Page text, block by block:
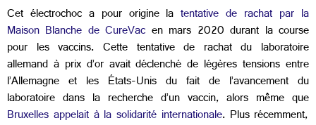
Cet électrochoc a pour origine la tentative de rachat par la
Maison Blanche de CureVac en mars 2020 durant la course
pour les vaccins. Cette tentative de rachat du laboratoire
allemand à prix d’or avait déclenché de légères tensions entre
l’Allemagne et les États-Unis du fait de l’avancement du
laboratoire dans la recherche d’un vaccin, alors même que
Bruxelles appelait à la solidarité internationale. Plus récemment,